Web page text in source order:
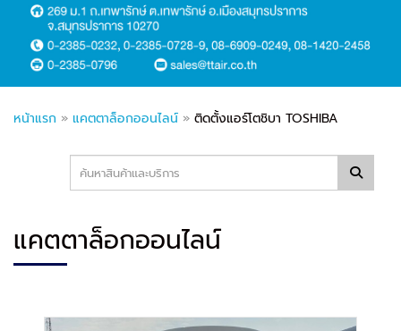
หน้าแรก » แคตตาล็อกออนไลน์ » ติดตั้งแอร์โตชิบา TOSHIBA
แคตตาล็อกออนไลน์